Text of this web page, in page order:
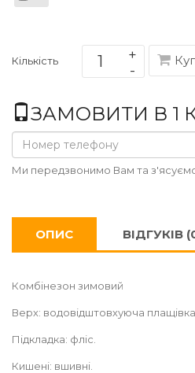
Кількість
ЗАМОВИТИ В 1
Ми передзвонимо Вам та
ОПИС ВІДГУКІВ
Комбінезон зимовий
Верх: водовідштовхуюча плащівка.
Підкладка: фліс.
Кишені: вшивні.